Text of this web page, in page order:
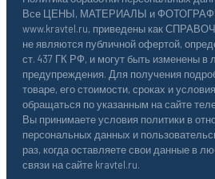
Все ЦЕНЫ, МАТЕРИАЛЫ и
www.kravtel.ru, приведены как
не являются публичной офертой,
ст. 437 ГК РФ, и могут быть изменены в
предупреждения. Для получения
товаре, его стоимости, сроках и
обращаться по указанным на сайте
Вы принимаете условия политики в
персональных данных и
раз, когда оставляете свои данные в
связи на сайте kravtel.ru.